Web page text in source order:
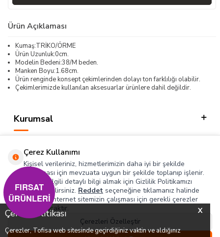
X
Çerez Politikası
Çerezler, Tofisa web sitesinde geçirdiğiniz vaktin ve aldığınız
0
Ürün Açıklaması
Kumaş:TRİKO/ÖRME
Ürün Uzunluk:0cm.
Modelin Bedeni:38/M beden.
Manken Boyu:1.68cm.
Ürün renginde konsept çekimlerinden dolayı ton farklılığı olabilir.
Çekimlerimizde kullanılan aksesuarlar ürünlere dahil değildir.
Kurumsal
Hızlı Erişim
Sosyal
Adres & İletişim
Çerez Kullanımı
Kişisel verileriniz, hizmetlerimizin daha iyi bir şekilde
sunulması için mevzuata uygun bir şekilde toplanıp işlenir.
Konuyla ilgili detaylı bilgi almak için Gizlilik Politikamızı
inceleyebilirsiniz. Reddet seçeneğine tıklamanız halinde
yalnızca internet sitemizin çalışması için gerekli çerezler
kullanılacaktır.
Çerezleri Özelleştir
FIRSAT
ÜRÜNLERİ